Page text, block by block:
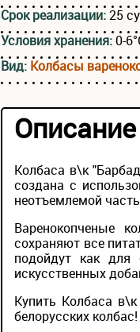
Срок реализации:25
Условия хранения:0-
Вид: Колбасы
Описание
Колбаса в\к
создана с
неотъемлемой
Варенокопченые
сохраняют все
подойдут как
искусственных
Купить Колбаса
белорусских колбас!